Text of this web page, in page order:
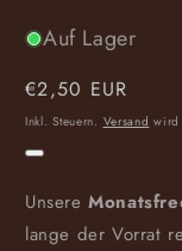
Auf Lager
Normaler
Preis
€2,50 EUR
Inkl. Steuern. Versand wird
Unsere
lange der Vorrat